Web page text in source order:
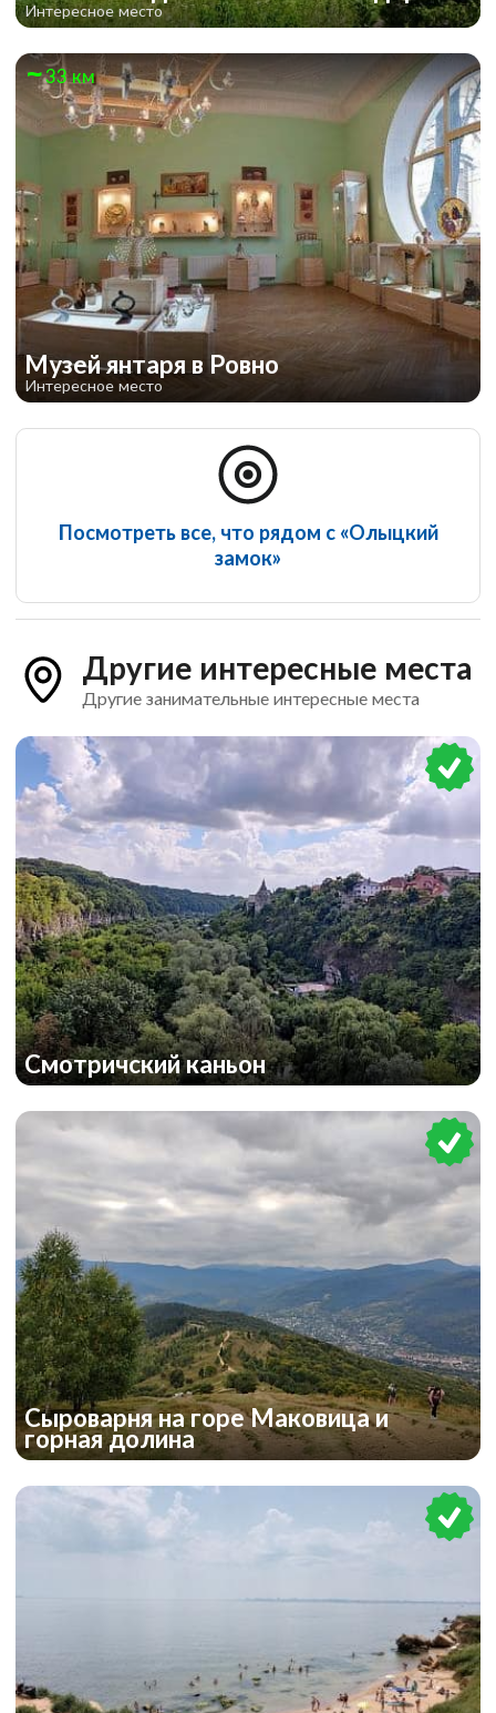
Интересное место
33 км
Музей янтаря в Ровно
Интересное место
Посмотреть все, что рядом с «Олыцкий
замок»
Другие интересные места
Другие занимательные интересные места
Смотричский каньон
Сыроварня на горе Маковица и
горная долина